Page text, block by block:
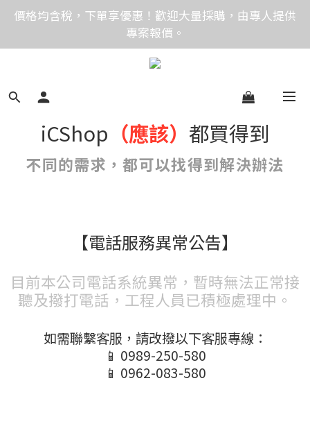
價格均含稅，下單享優惠！歡迎大量採購，由專人提供
專案報價。
價格均含稅，下單享優惠！歡迎大量採購，由專人提供
專案報價。
目前僅提供網路賣場服務，無實體店面，無自取服務。
0989250580或是0962083580
價格均含稅，下單享優惠！歡迎大量採購，由專人提供
iCShop （應該） 都買得到
不同的需求，都可以找得到解決辦法
【電話服務異常公告】
目前本公司電話系統異常，暫時無法正常接
聽及撥打電話，工程人員已積極處理中。
如需聯繫客服，請改撥以下客服專線：
📱 0989-250-580
📱 0962-083-580